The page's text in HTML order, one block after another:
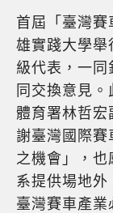
首屆「臺灣
雄實踐大學舉
級代表，一
同交換意見
體育署林哲
謝臺灣國際賽
之機會」，也
系提供場地外
臺灣賽車產業